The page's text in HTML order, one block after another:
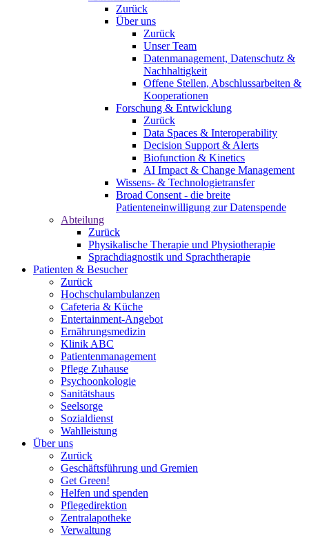
Zurück
Über uns
Zurück
Unser Team
Datenmanagement, Datenschutz &
Nachhaltigkeit
Offene Stellen, Abschlussarbeiten &
Kooperationen
Forschung & Entwicklung
Zurück
Data Spaces & Interoperability
Decision Support & Alerts
Biofunction & Kinetics
AI Impact & Change Management
Wissens- & Technologietransfer
Broad Consent - die breite
Patienteneinwilligung zur Datenspende
Abteilung
Zurück
Physikalische Therapie und Physiotherapie
Sprachdiagnostik und Sprachtherapie
Patienten & Besucher
Zurück
Hochschulambulanzen
Cafeteria & Küche
Entertainment-Angebot
Ernährungsmedizin
Klinik ABC
Patientenmanagement
Pflege Zuhause
Psychoonkologie
Sanitätshaus
Seelsorge
Sozialdienst
Wahlleistung
Über uns
Zurück
Geschäftsführung und Gremien
Get Green!
Helfen und spenden
Pflegedirektion
Zentralapotheke
Verwaltung